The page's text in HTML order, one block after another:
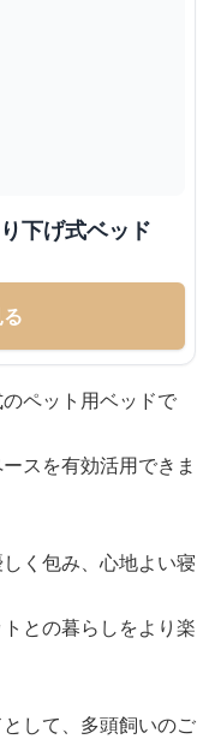
下げ式ベッド
ペット用ベッドで
スを有効活用できま
く包み、心地よい寝
との暮らしをより楽
して、多頭飼いのご